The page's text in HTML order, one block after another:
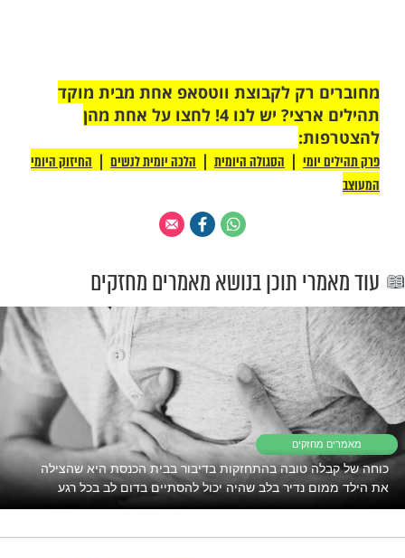
אליה. "זאת הייתה סכנת חיים של ממש
אז רק עמדתי מהצד, הבטתי ונשאתי את
מספרת שרון.
הטיפול הצליח, חום גופה של התינוקת
יציב במשך כל תקופת אשפוזה. לאחר כמה
"הרופאים הגדירו אותה – ואיך לא בעצם –
היום היא בת שלוש, ילדה בריאה יחסית,
בכל זאת קטנה יותר מילדים אחרים בני